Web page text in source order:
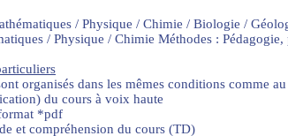
/ Physique / Chimie / Biologie /
/ Physique / Chimie Méthodes :
organisés dans les mêmes conditions comme
du cours à voix haute
*pdf
et compréhension du cours (TD)